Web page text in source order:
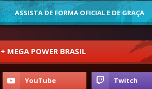
ASSISTA DE FORMA OFICIAL E DE GRAÇA
+ MEGA POWER BRASIL